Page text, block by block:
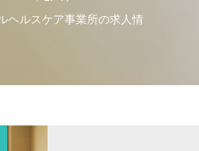
ヘルスケア事業所の求人情